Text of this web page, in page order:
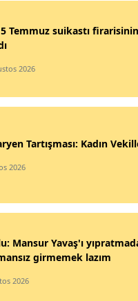
Temmuz suikastı
2026
Tartışması: Kadın
2026
Mansur Yavaş'ı
girmemek lazım
2026